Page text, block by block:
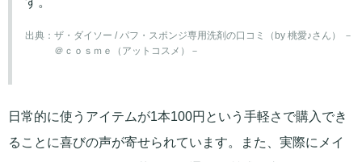
出典： ザ・ダイソー / パフ・スポンジ専用洗剤の口コミ（by 桃愛♪さん） －
＠ｃｏｓｍｅ（アットコスメ）－
日常的に使うアイテムが1本100円という手軽さで購入でき
ることに喜びの声が寄せられています。また、実際にメイ